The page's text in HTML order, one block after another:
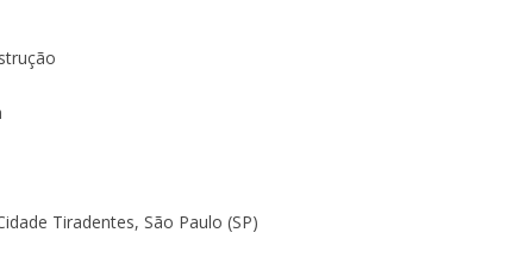
Tiradentes, São Paulo (SP)